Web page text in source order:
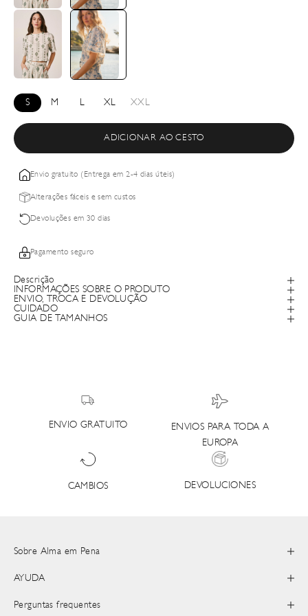
S M L XL XXL
ADICIONAR AO CESTO
Envio gratuito (Entrega em 2-4 dias úteis)
Alterações fáceis e sem custos
Devoluções em 30 dias
Pagamento seguro
Descrição
INFORMAÇÕES SOBRE O PRODUTO
ENVIO, TROCA E DEVOLUÇÃO
CUIDADO
GUIA DE TAMANHOS
ENVIO GRATUITO
ENVIOS PARA TODA A
EUROPA
CAMBIOS DEVOLUCIONES
Sobre Alma em Pena
AYUDA
Perguntas frequentes